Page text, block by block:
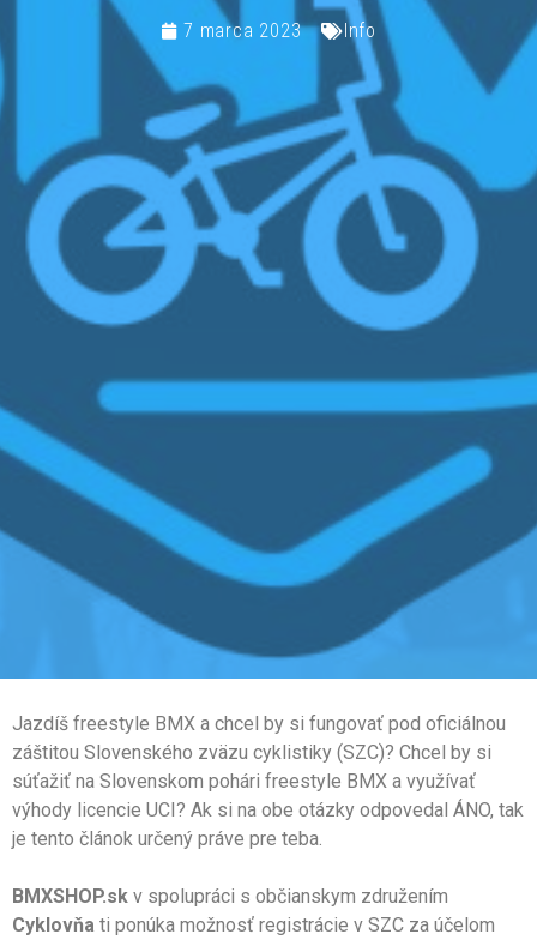
7 marca 2023 Info
Jazdíš freestyle BMX a chcel by si fungovať pod oficiálnou
záštitou Slovenského zväzu cyklistiky (SZC)? Chcel by si
súťažiť na Slovenskom pohári freestyle BMX a využívať
výhody licencie UCI? Ak si na obe otázky odpovedal ÁNO, tak
je tento článok určený práve pre teba.
BMXSHOP.sk v spolupráci s občianskym združením
Cyklovňa ti ponúka možnosť registrácie v SZC za účelom